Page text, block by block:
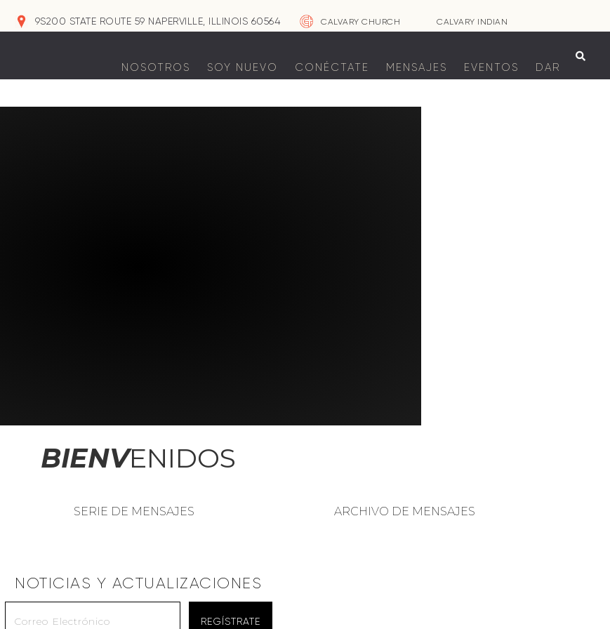
9S200 STATE ROUTE 59 NAPERVILLE, ILLINOIS 60564 CALVARY CHURCH CALVARY INDIAN

NOSOTROS SOY NUEVO CONÉCTATE MENSAJES EVENTOS DAR
BIENVENIDOS
SERIE DE MENSAJES ARCHIVO DE MENSAJES
NOTICIAS Y ACTUALIZACIONES